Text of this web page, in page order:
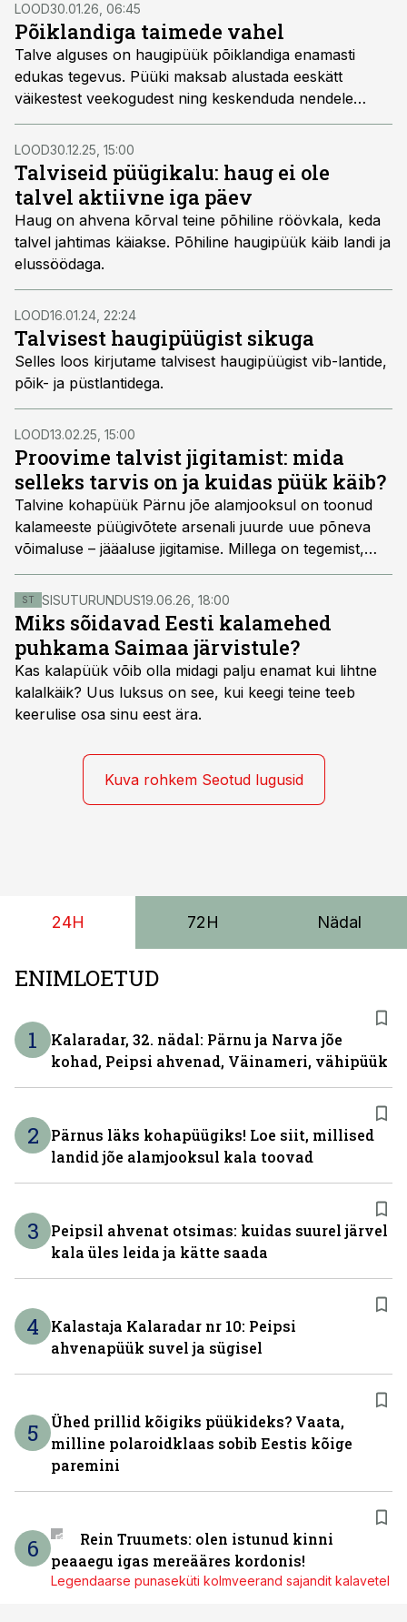
LOOD30.01.26, 06:45
Põiklandiga taimede vahel
Talve alguses on haugipüük põiklandiga enamasti
edukas tegevus. Püüki maksab alustada eeskätt
väikestest veekogudest ning keskenduda nendele
veekogu osadele, mida hilissuvel kattis tihe taimevaip.
Selles loos räägimegi, kuidas põiklandiga veetaimede
vahelt püüda.
LOOD30.12.25, 15:00
Talviseid püügikalu: haug ei ole
talvel aktiivne iga päev
Haug on ahvena kõrval teine põhiline röövkala, keda
talvel jahtimas käiakse. Põhiline haugipüük käib landi ja
elussöödaga.
LOOD16.01.24, 22:24
Talvisest haugipüügist sikuga
Selles loos kirjutame talvisest haugipüügist vib-lantide,
põik- ja püstlantidega.
LOOD13.02.25, 15:00
Proovime talvist jigitamist: mida
selleks tarvis on ja kuidas püük käib?
Talvine kohapüük Pärnu jõe alamjooksul on toonud
kalameeste püügivõtete arsenali juurde uue põneva
võimaluse – jääaluse jigitamise. Millega on tegemist,
mida selleks tarvis läheb ja kuidas see püük käib?
ST SISUTURUNDUS19.06.26, 18:00
Miks sõidavad Eesti kalamehed
puhkama Saimaa järvistule?
Kas kalapüük võib olla midagi palju enamat kui lihtne
kalalkäik? Uus luksus on see, kui keegi teine teeb
keerulise osa sinu eest ära.
Kuva rohkem Seotud lugusid
24H 72H Nädal
ENIMLOETUD
1
Kalaradar, 32. nädal: Pärnu ja Narva jõe
kohad, Peipsi ahvenad, Väinameri, vähipüük
2
Pärnus läks kohapüügiks! Loe siit, millised
landid jõe alamjooksul kala toovad
3
Peipsil ahvenat otsimas: kuidas suurel järvel
kala üles leida ja kätte saada
4
Kalastaja Kalaradar nr 10: Peipsi
ahvenapüük suvel ja sügisel
5
Ühed prillid kõigiks püükideks? Vaata,
milline polaroidklaas sobib Eestis kõige
paremini
6
Rein Truumets: olen istunud kinni
peaaegu igas mereääres kordonis!
Legendaarse punaseküti kolmveerand sajandit kalavetel